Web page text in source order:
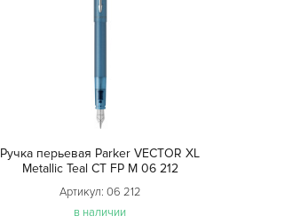
Ручка перьевая Parker VECTOR XL
Metallic Teal CT FP M 06 212
Артикул: 06 212
в наличии